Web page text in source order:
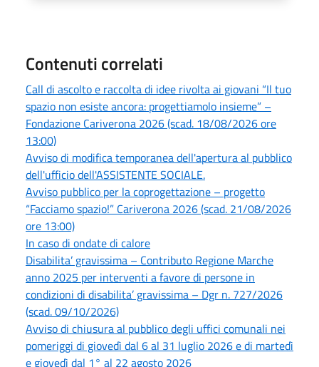
Contenuti correlati
Call di ascolto e raccolta di idee rivolta ai giovani “Il tuo
spazio non esiste ancora: progettiamolo insieme” –
Fondazione Cariverona 2026 (scad. 18/08/2026 ore
13:00)
Avviso di modifica temporanea dell'apertura al pubblico
dell'ufficio dell'ASSISTENTE SOCIALE.
Avviso pubblico per la coprogettazione – progetto
“Facciamo spazio!” Cariverona 2026 (scad. 21/08/2026
ore 13:00)
In caso di ondate di calore
Disabilita’ gravissima – Contributo Regione Marche
anno 2025 per interventi a favore di persone in
condizioni di disabilita’ gravissima – Dgr n. 727/2026
(scad. 09/10/2026)
Avviso di chiusura al pubblico degli uffici comunali nei
pomeriggi di giovedì dal 6 al 31 luglio 2026 e di martedì
e giovedì dal 1° al 22 agosto 2026